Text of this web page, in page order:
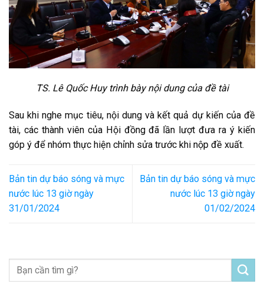
TS. Lê Quốc Huy trình bày nội dung của đề tài
Sau khi nghe mục tiêu, nội dung và kết quả dự kiến của đề
tài, các thành viên của Hội đồng đã lần lượt đưa ra ý kiến
góp ý để nhóm thực hiện chỉnh sửa trước khi nộp đề xuất.
Bản tin dự báo sóng và mực
nước lúc 13 giờ ngày
31/01/2024
Bản tin dự báo sóng và mực
nước lúc 13 giờ ngày
01/02/2024